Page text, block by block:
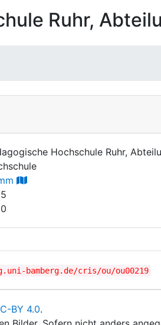
Ruhr,
Hochschule Ruhr,
bamberg.de/cris/ou/ou00219
BY 4.0.